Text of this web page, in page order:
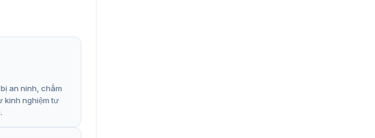
Cube
nhiệt kế quang
tán khí
hành truy cập
an ninh, chấm
kinh nghiệm tư